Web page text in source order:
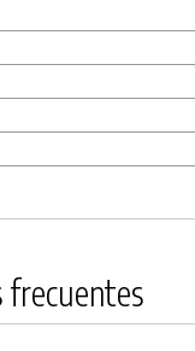
frecuentes